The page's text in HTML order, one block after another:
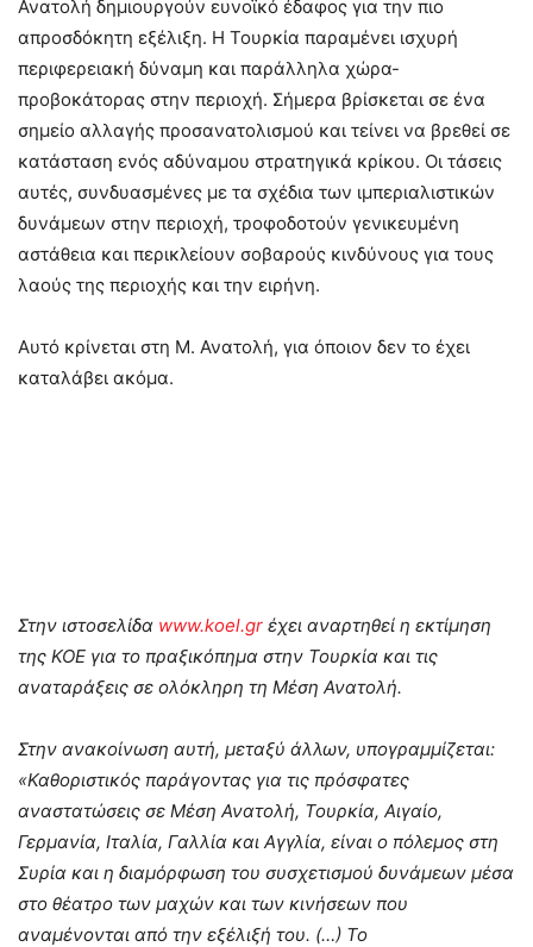
Ανατολή δημιουργούν ευνοϊκό έδαφος για την πιο
απροσδόκητη εξέλιξη. Η Τουρκία παραμένει ισχυρή
περιφερειακή δύναμη και παράλληλα χώρα-
προβοκάτορας στην περιοχή. Σήμερα βρίσκεται σε ένα
σημείο αλλαγής προσανατολισμού και τείνει να βρεθεί σε
κατάσταση ενός αδύναμου στρατηγικά κρίκου. Οι τάσεις
αυτές, συνδυασμένες με τα σχέδια των ιμπεριαλιστικών
δυνάμεων στην περιοχή, τροφοδοτούν γενικευμένη
αστάθεια και περικλείουν σοβαρούς κινδύνους για τους
λαούς της περιοχής και την ειρήνη.
Αυτό κρίνεται στη Μ. Ανατολή, για όποιον δεν το έχει
καταλάβει ακόμα.
Στην ιστοσελίδα www.koel.gr έχει αναρτηθεί η εκτίμηση
της ΚΟΕ για το πραξικόπημα στην Τουρκία και τις
αναταράξεις σε ολόκληρη τη Μέση Ανατολή.
Στην ανακοίνωση αυτή, μεταξύ άλλων, υπογραμμίζεται:
«Καθοριστικός παράγοντας για τις πρόσφατες
αναστατώσεις σε Μέση Ανατολή, Τουρκία, Αιγαίο,
Γερμανία, Ιταλία, Γαλλία και Αγγλία, είναι ο πόλεμος στη
Συρία και η διαμόρφωση του συσχετισμού δυνάμεων μέσα
στο θέατρο των μαχών και των κινήσεων που
αναμένονται από την εξέλιξή του. (…) Το